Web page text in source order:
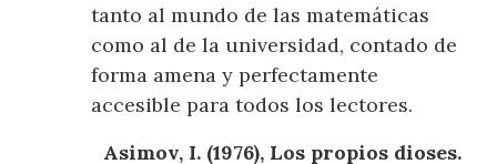
tanto al mundo de las matemáticas
como al de la universidad, contado de
forma amena y perfectamente
accesible para todos los lectores.
Asimov, I. (1976), Los propios dioses.